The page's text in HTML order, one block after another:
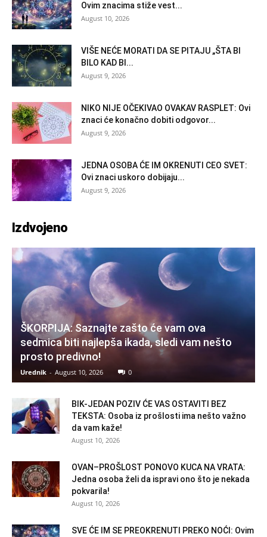
Ovim znacima stiže vest...
August 10, 2026
VIŠE NEĆE MORATI DA SE PITAJU „ŠTA BI
BILO KAD BI...
August 9, 2026
NIKO NIJE OČEKIVAO OVAKAV RASPLET: Ovi
znaci će konačno dobiti odgovor...
August 9, 2026
JEDNA OSOBA ĆE IM OKRENUTI CEO SVET:
Ovi znaci uskoro dobijaju...
August 9, 2026
Izdvojeno
ŠKORPIJA: Saznajte zašto će vam ova
sedmica biti najlepša ikada, sledi vam nešto
prosto predivno!
Urednik - August 10, 2026 0
BIK-JEDAN POZIV ĆE VAS OSTAVITI BEZ
TEKSTA: Osoba iz prošlosti ima nešto važno
da vam kaže!
August 10, 2026
OVAN–PROŠLOST PONOVO KUCA NA VRATA:
Jedna osoba želi da ispravi ono što je nekada
pokvarila!
August 10, 2026
SVE ĆE IM SE PREOKRENUTI PREKO NOĆI: Ovim